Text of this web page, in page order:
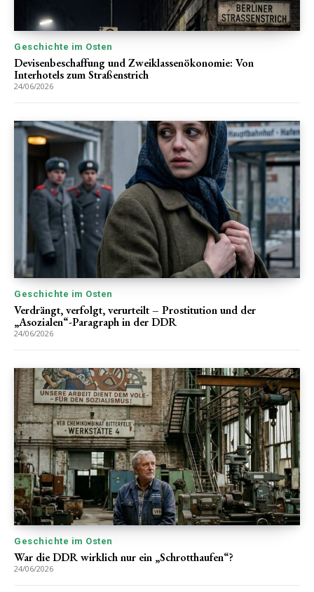
Geschichte im Osten
Devisenbeschaffung und Zweiklassenökonomie: Von
Interhotels zum Straßenstrich
24/06/2026
Geschichte im Osten
Verdrängt, verfolgt, verurteilt – Prostitution und der
„Asozialen“-Paragraph in der DDR
24/06/2026
Geschichte im Osten
War die DDR wirklich nur ein „Schrotthaufen“?
24/06/2026